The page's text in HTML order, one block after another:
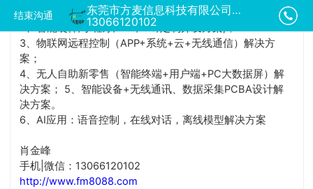
结束沟通
东莞市方麦信息科技有限公司正在为您服务
13066120102
1、共享经济模式（共享租赁）系统整套解决方案；
2、智能硬件/小程序/APP/IOS/定制开发方案;；
3、物联网远程控制（APP+系统+云+无线通信）解决方
案；
4、无人自助新零售（智能终端+用户端+PC大数据屏）解
决方案； 5、智能设备+无线通讯、数据采集PCBA设计解
决方案。
6、AI应用：语音控制，在线对话，离线模型解决方案
肖金峰
手机|微信：13066120102
http://www.fm8088.com